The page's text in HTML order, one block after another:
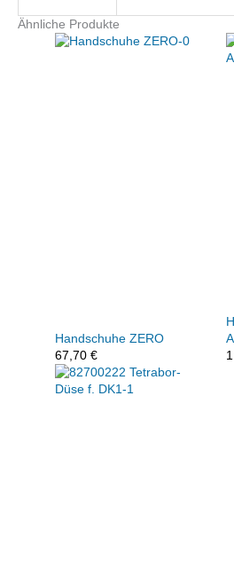
Ähnliche Produkte
Handschuhe ZERO
67,70 €